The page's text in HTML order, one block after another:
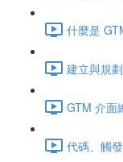
什麼是
建立與規
GTM 介面
代碼、觸